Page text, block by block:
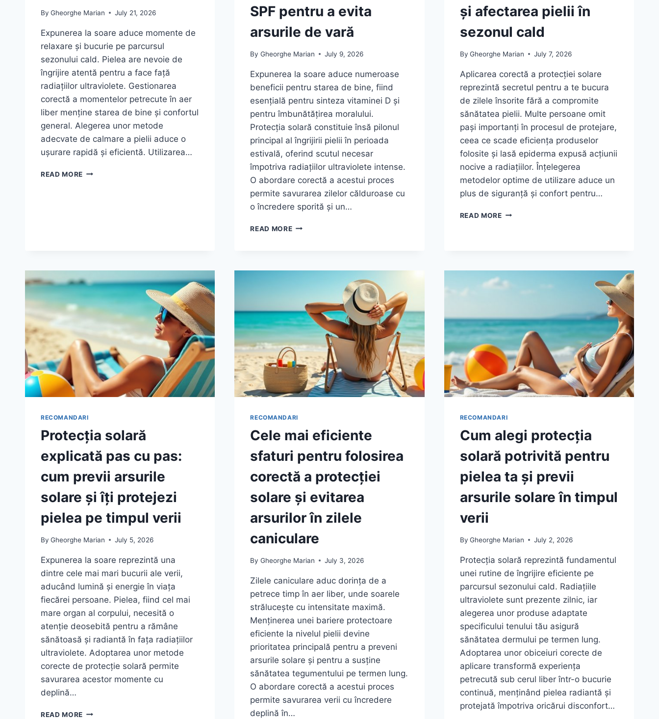
By Gheorghe Marian July 21, 2026
Expunerea la soare aduce momente de
relaxare și bucurie pe parcursul
sezonului cald. Pielea are nevoie de
îngrijire atentă pentru a face față
radiațiilor ultraviolete. Gestionarea
corectă a momentelor petrecute în aer
liber menține starea de bine și confortul
general. Alegerea unor metode
adecvate de calmare a pielii aduce o
ușurare rapidă și eficientă. Utilizarea…
READ MORE SFATURI
SPF pentru a evita
arsurile de vară
By Gheorghe Marian July 9, 2026
Expunerea la soare aduce numeroase
beneficii pentru starea de bine, fiind
esențială pentru sinteza vitaminei D și
pentru îmbunătățirea moralului.
Protecția solară constituie însă pilonul
principal al îngrijirii pielii în perioada
estivală, oferind scutul necesar
împotriva radiațiilor ultraviolete intense.
O abordare corectă a acestui proces
permite savurarea zilelor călduroase cu
o încredere sporită și un…
READ MOREGHID
CREMA
CU
SPF
A
EVITA
ARSURILE
DE
VARĂ
și afectarea pielii în
sezonul cald
By Gheorghe Marian July 7, 2026
Aplicarea corectă a protecției solare
reprezintă secretul pentru a te bucura
de zilele însorite fără a compromite
sănătatea pielii. Multe persoane omit
pași importanți în procesul de protejare,
ceea ce scade eficiența produselor
folosite și lasă epiderma expusă acțiunii
nocive a radiațiilor. Înțelegerea
metodelor optime de utilizare aduce un
plus de siguranță și confort pentru…
READ MOREGREȘELI
ȘI
AFECTAREA
PIELII
SEZONUL
CALD
RECOMANDARI
Protecția solară
explicată pas cu pas:
cum previi arsurile
solare și îți protejezi
pielea pe timpul verii
By Gheorghe Marian July 5, 2026
Expunerea la soare reprezintă una
dintre cele mai mari bucurii ale verii,
aducând lumină și energie în viața
fiecărei persoane. Pielea, fiind cel mai
mare organ al corpului, necesită o
atenție deosebită pentru a rămâne
sănătoasă și radiantă în fața radiațiilor
ultraviolete. Adoptarea unor metode
corecte de protecție solară permite
savurarea acestor momente cu
deplină…
READ MORE PROTECȚIA
RECOMANDARI
Cele mai eficiente
sfaturi pentru folosirea
corectă a protecției
solare și evitarea
arsurilor în zilele
caniculare
By Gheorghe Marian July 3, 2026
Zilele caniculare aduc dorința de a
petrece timp în aer liber, unde soarele
strălucește cu intensitate maximă.
Menținerea unei bariere protectoare
eficiente la nivelul pielii devine
prioritatea principală pentru a preveni
arsurile solare și pentru a susține
sănătatea tegumentului pe termen lung.
O abordare corectă a acestui proces
permite savurarea verii cu încredere
deplină în…
RECOMANDARI
Cum alegi protecția
solară potrivită pentru
pielea ta și previi
arsurile solare în timpul
verii
By Gheorghe Marian July 2, 2026
Protecția solară reprezintă fundamentul
unei rutine de îngrijire eficiente pe
parcursul sezonului cald. Radiațiile
ultraviolete sunt prezente zilnic, iar
alegerea unor produse adaptate
specificului tenului tău asigură
sănătatea dermului pe termen lung.
Adoptarea unor obiceiuri corecte de
aplicare transformă experiența
petrecută sub cerul liber într-o bucurie
continuă, menținând pielea radiantă și
protejată împotriva oricărui disconfort…